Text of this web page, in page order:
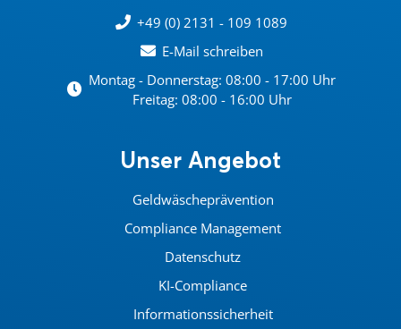
+49 (0) 2131 - 109 1089
E-Mail schreiben
Montag - Donnerstag: 08:00 - 17:00 Uhr
Freitag: 08:00 - 16:00 Uhr
Unser Angebot
Geldwäscheprävention
Compliance Management
Datenschutz
KI-Compliance
Informationssicherheit